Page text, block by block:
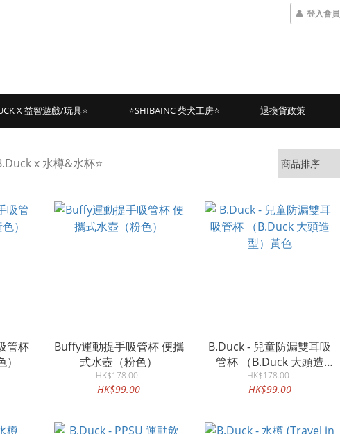
登入會員
X 益智遊戲/玩具⭐ ⭐SHIBAINC 柴犬工房⭐ 退換貨政策
x 水樽&水杯⭐
管杯
Buffy運動提手吸管杯 便攜
式水壺（粉色）
HK$178.00
HK$99.00
B.Duck - 兒童防漏雙耳吸
管杯 （B.Duck 大頭造
型）黃色
HK$178.00
HK$99.00